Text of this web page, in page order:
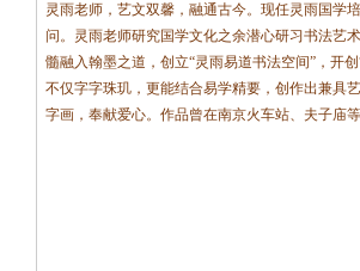
灵雨老师，艺文双馨，融通古今。现任灵雨国学
问。灵雨老师研究国学文化之余潜心研习书法艺
髓融入翰墨之道，创立“灵雨易道书法空间”，开
不仅字字珠玑，更能结合易学精要，创作出兼具
字画，奉献爱心。作品曾在南京火车站、夫子庙